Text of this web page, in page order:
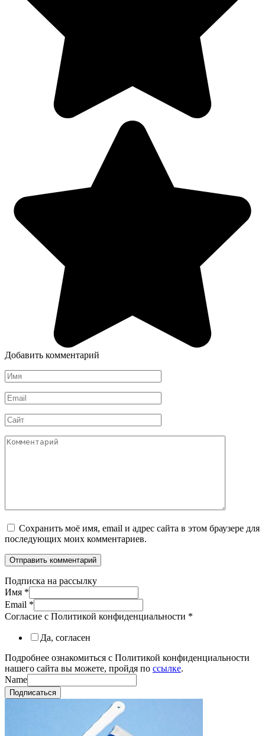
Добавить комментарий
Имя
*
Email
*
Сайт
Комментарий
Сохранить моё имя, email и адрес сайта в этом браузере для
последующих моих комментариев.
Подписка на рассылку
Имя *
Email *
Согласие с Политикой конфиденциальности *
Да, согласен
Подробнее ознакомиться с Политикой конфиденциальности
нашего сайта вы можете, пройдя по ссылке.
Name
Подписаться